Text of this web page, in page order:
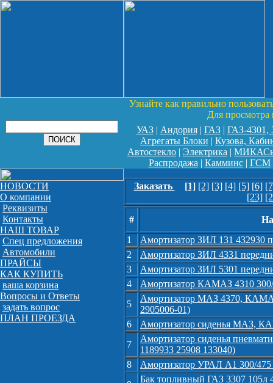
Узнайте как правильно
Для просмотра
УАЗ| Андория| ГАЗ| ГАЗ-
Агрегаты Блоки | Кузова,
Автостекло | Электрика |
Распродажа | Камминс| ГСМ
НОВОСТИ
О компании
Реквизиты
Контакты
НАШ ТОВАР
Спец предложения
Автомобили
ПРАЙСЫ
КАК КУПИТЬ
ваша корзина
Вопросы и Ответы
задать вопрос
ПЛАН ПРОЕЗДА
Заказать [1] [2] [3] [4] [5] [6]
[23]
#
1
Амортизатор ЗИЛ 131 432930
2
Амортизатор ЗИЛ 4331
3
Амортизатор ЗИЛ 5301
4
Амортизатор КАМАЗ 4310
5
Амортизатор МАЗ 4370,
2905006-01)
6
Амортизатор сиденья МАЗ,
7
Амортизатор сиденья
1189933 25908 133040)
8
Амортизатор УРАЛ А1 300/
Бак топливный ГАЗ 3307 105л